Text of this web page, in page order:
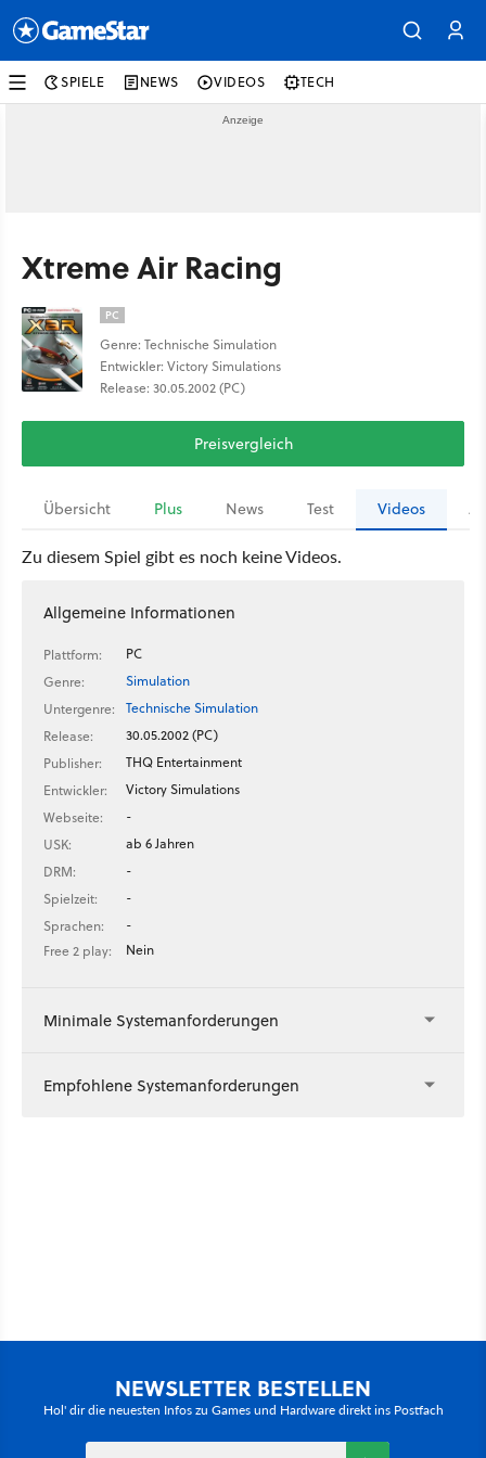
SPIELE NEWS VIDEOS TECH
Xtreme Air Racing
PC
Genre: Technische Simulation
Entwickler: Victory Simulations
Release: 30.05.2002 (PC)
Preisvergleich
Übersicht Plus News Test Videos
Zu diesem Spiel gibt es noch keine Videos.
Allgemeine Informationen
Plattform:
PC
Genre:
Simulation
Untergenre:
Technische Simulation
Release:
30.05.2002 (PC)
Publisher:
THQ Entertainment
Entwickler:
Victory Simulations
Webseite:
-
USK:
ab 6 Jahren
DRM:
-
Spielzeit:
-
Sprachen:
-
Free 2 play:
Nein
Minimale Systemanforderungen
Empfohlene Systemanforderungen
NEWSLETTER BESTELLEN
Hol' dir die neuesten Infos zu Games und Hardware direkt ins Postfach